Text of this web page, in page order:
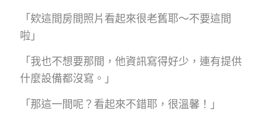
「欸這間房間照片看起來很老舊耶～不要這間
啦」
「我也不想要那間，他資訊寫得好少，連有提供
什麼設備都沒寫。」
「那這一間呢？看起來不錯耶，很溫馨！」